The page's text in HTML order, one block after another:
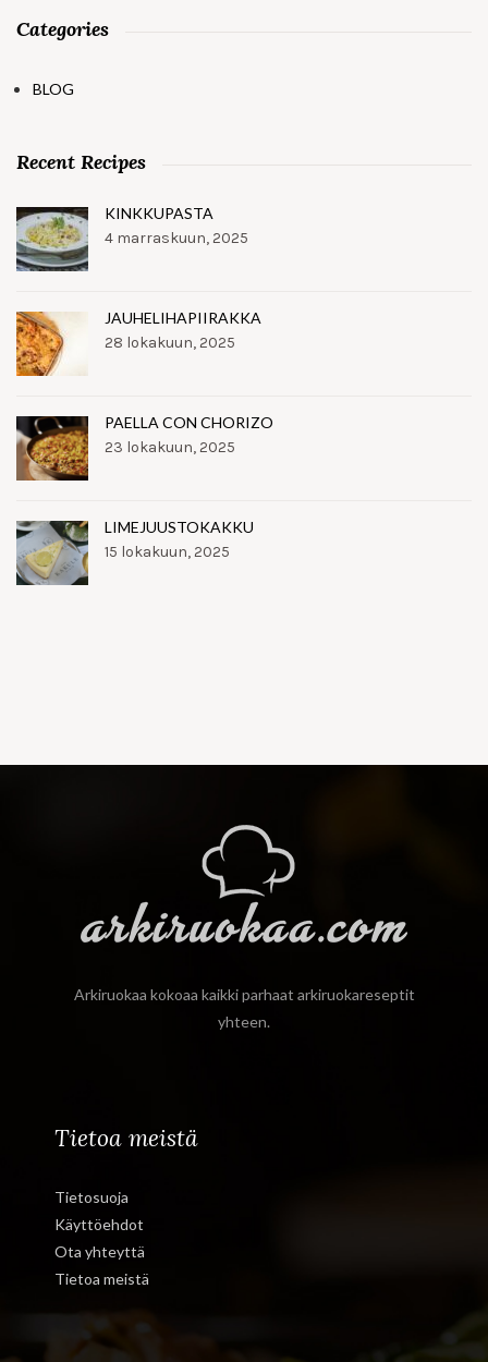
Categories
BLOG
Recent Recipes
KINKKUPASTA
4 marraskuun, 2025
JAUHELIHAPIIRAKKA
28 lokakuun, 2025
PAELLA CON CHORIZO
23 lokakuun, 2025
LIMEJUUSTOKAKKU
15 lokakuun, 2025
Arkiruokaa kokoaa kaikki parhaat arkiruokareseptit
yhteen.
Tietoa meistä
Tietosuoja
Käyttöehdot
Ota yhteyttä
Tietoa meistä